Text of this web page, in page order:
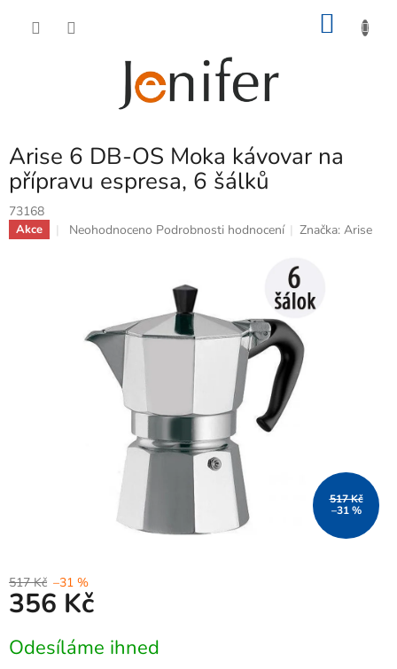
Arise 6 DB-OS Moka kávovar na
přípravu espresa, 6 šálků
73168
Akce
Průměrné
hvězdiček.
Neohodnoceno Podrobnosti hodnocení Značka:Arise
517 Kč
–31 %
517 Kč –31 %
356 Kč
cena:
Odesíláme ihned